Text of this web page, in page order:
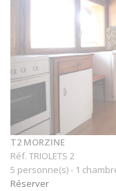
T2 MORZINE
Réf. TRIOLETS 2
5 personne(s) - 1
Réserver